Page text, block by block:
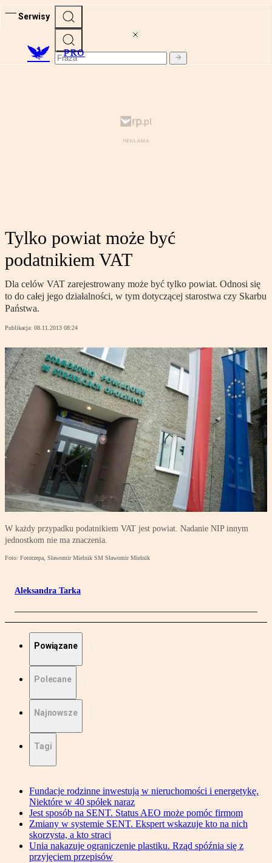
Serwisy
PRO
Tylko powiat może być
podatnikiem VAT
Dla celów VAT zarejestrowany może być tylko powiat. Odnosi się
to do całej jego działalności, w tym dotyczącej starostwa czy Skarbu
Państwa.
Publikacja: 08.11.2013 08:24
W każdy przypadku podatnikiem VAT jest powiat. Nadanie NIP innym
jednostkom nie ma znaczenia.
Foto: Fotorzepa, Sławomir Mielnik SM Sławomir Mielnik
Aleksandra Tarka
Powiązane
Polecane
Najnowsze
Tagi
Fundacje rodzinne inwestują w nieruchomości i energetykę.
Niektóre w 40 spółek naraz
Jest sposób na SENT. Status AEO może pomóc firmom
Zmiany w systemie SENT. Ekspert wskazuje kto na nich
skorzysta, a kto straci
Unia nakazuje ograniczenie plastiku. Rząd spóźnia się z
przyjęciem przepisów